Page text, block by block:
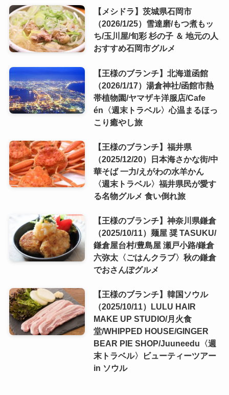
【メシドラ】茨城県石岡市
（2026/1/25）雪達磨/もつ煮もッ
ち/玉川屋/旬彩 杉の子 ＆ 地元の人
おすすめ石岡市グルメ
【王様のブランチ】北海道函館
（2026/1/17）湯倉神社/函館市熱
帯植物園/ヤマザキ洋服店/Cafe
én〈週末トラベル〉心温まるほっ
こり癒やし旅
【王様のブランチ】福井県
（2025/12/20）日本海さかな街/中
華そば 一力/えがわの水羊かん
〈週末トラベル〉福井県民が愛す
る名物グルメ 食い倒れ旅
【王様のブランチ】神奈川県鎌倉
（2025/10/11）麺屋 奨 TASUKU/
鎌倉屋台村/豊島屋 瀬戸小路/鎌倉
六弥太〈ごはんクラブ〉秋の鎌倉
でおさんぽグルメ
【王様のブランチ】韓国ソウル
（2025/10/11）LULU HAIR
MAKE UP STUDIO/月火食
堂/WHIPPED HOUSE/GINGER
BEAR PIE SHOP/Juuneedu〈週
末トラベル〉ビューティーツアー
in ソウル